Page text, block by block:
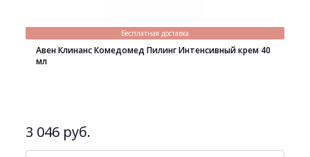
Бесплатная доставка
Авен Клинанс Комедомед Пилинг Интенсивный крем 40
мл
3 046 руб.